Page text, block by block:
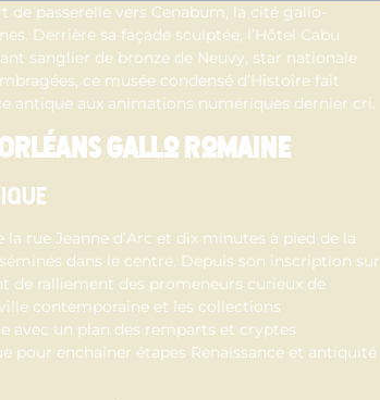
de passerelle vers Cenabum, la cité gallo-
Derrière sa façade sculptée, l’Hôtel Cabu
sanglier de bronze de Neuvy, star nationale
ce musée condensé d’Histoire fait
antique aux animations numériques dernier cri.
gallo romaine
rue Jeanne d’Arc et dix minutes à pied de la
dans le centre. Depuis son inscription sur
de ralliement des promeneurs curieux de
contemporaine et les collections
avec un plan des remparts et cryptes
pour enchaîner étapes Renaissance et antiquité